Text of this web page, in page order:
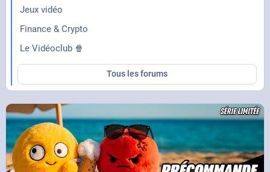
Jeux vidéo
Finance & Crypto
Le Vidéoclub 🍿
Tous les forums